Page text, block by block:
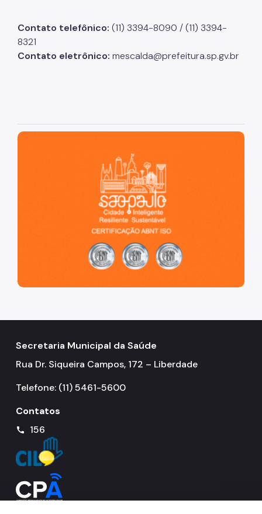
Contato telefônico: (11) 3394-8090 / (11) 3394-
8321
Contato eletrônico: mescalda@prefeitura.sp.gv.br
São Paulo, cidade inteligente, resiliente e sustentável
Secretaria Municipal da Saúde
Rua Dr. Siqueira Campos, 172 – Liberdade
Telefone: (11) 5461-5600
Contatos
call 156